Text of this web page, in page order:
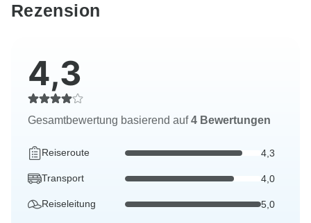
Rezension
4,3
Gesamtbewertung basierend auf4 Bewertungen
Reiseroute 4,3
Transport 4,0
Reiseleitung 5,0